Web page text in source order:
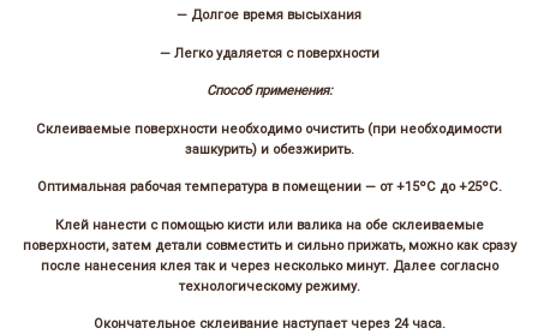
— Долгое время высыхания
— Легко удаляется с поверхности
Способ применения:
Склеиваемые поверхности необходимо очистить (при необходимости
зашкурить) и обезжирить.
Оптимальная рабочая температура в помещении — от +15ºС до +25ºС.
Клей нанести с помощью кисти или валика на обе склеиваемые
поверхности, затем детали совместить и сильно прижать, можно как сразу
после нанесения клея так и через несколько минут. Далее согласно
технологическому режиму.
Окончательное склеивание наступает через 24 часа.